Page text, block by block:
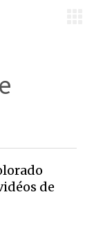
de